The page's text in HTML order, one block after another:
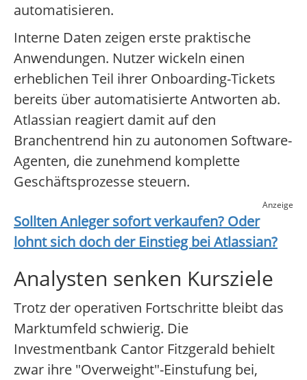
automatisieren.
Interne Daten zeigen erste praktische
Anwendungen. Nutzer wickeln einen
erheblichen Teil ihrer Onboarding-Tickets
bereits über automatisierte Antworten ab.
Atlassian reagiert damit auf den
Branchentrend hin zu autonomen Software-
Agenten, die zunehmend komplette
Geschäftsprozesse steuern.
Anzeige
Sollten Anleger sofort verkaufen? Oder
lohnt sich doch der Einstieg beiAtlassian?
Analysten senken Kursziele
Trotz der operativen Fortschritte bleibt das
Marktumfeld schwierig. Die
Investmentbank Cantor Fitzgerald behielt
zwar ihre "Overweight"-Einstufung bei,